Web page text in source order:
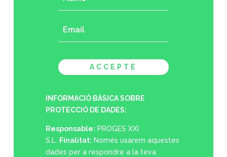
ACCEPTE
INFORMACIÓ BÀSICA SOBRE
PROTECCIÓ DE DADES:
Responsable: PROGES XXI
S.L. Finalitat: Només usarem aquestes
dades per a respondre a la teva